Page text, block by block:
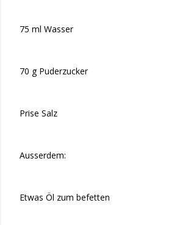
75 ml Wasser
70 g Puderzucker
Prise Salz
Ausserdem:
Etwas Öl zum befetten